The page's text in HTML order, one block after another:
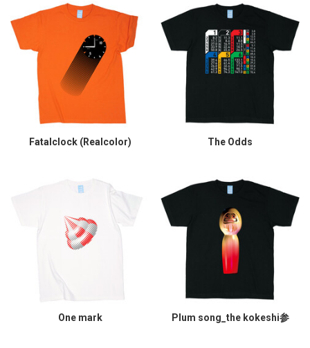
Fatalclock (Realcolor) The Odds
One mark Plum song_the kokeshi参